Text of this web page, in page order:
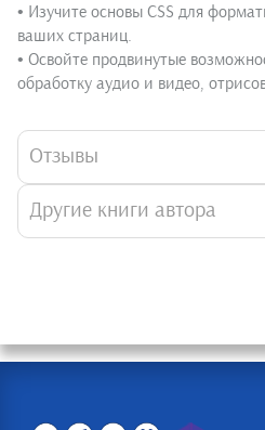
• Изучите основы CSS для
ваших страниц.
• Освойте продвинутые
обработку аудио и видео,
Отзывы
Другие книги автора